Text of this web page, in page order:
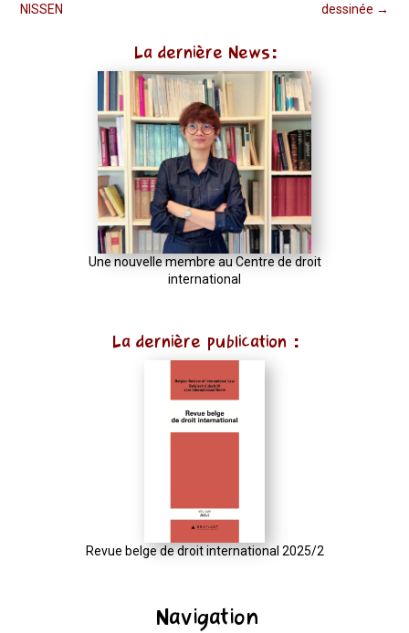
Navigation
NISSEN
dessinée →
La dernière News:
Une nouvelle membre au Centre de droit
international
La dernière publication :
Revue belge de droit international 2025/2